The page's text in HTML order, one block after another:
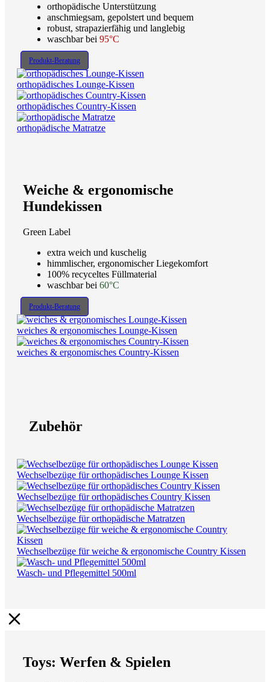
orthopädische Unterstützung
anschmiegsam, gepolstert und bequem
robust, strapazierfähig und langlebig
waschbar bei 95°C
Produkt-Beratung
orthopädisches Lounge-Kissen
orthopädisches Country-Kissen
orthopädische Matratze
Weiche & ergonomische
Hundekissen
Green Label
extra weich und kuschelig
himmlischer, ergonomischer Liegekomfort
100% recyceltes Füllmaterial
waschbar bei 60°C
Produkt-Beratung
weiches & ergonomisches Lounge-Kissen
weiches & ergonomisches Country-Kissen
Zubehör
Wechselbezüge für orthopädisches Lounge Kissen
Wechselbezüge für orthopädisches Country Kissen
Wechselbezüge für orthopädische Matratzen
Wechselbezüge für weiche & ergonomische Country Kissen
Wasch- und Pflegemittel 500ml
Toys: Werfen & Spielen